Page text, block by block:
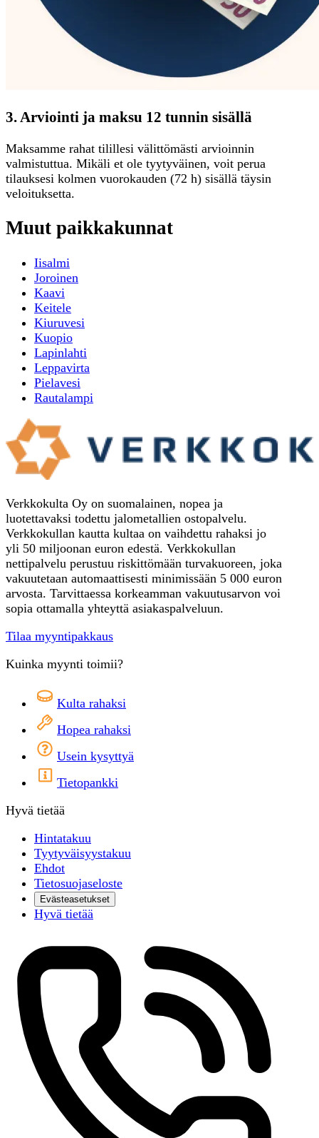
3. Arviointi ja maksu 12 tunnin sisällä
Maksamme rahat tilillesi välittömästi arvioinnin
valmistuttua. Mikäli et ole tyytyväinen, voit perua
tilauksesi kolmen vuorokauden (72 h) sisällä täysin
veloituksetta.
Muut paikkakunnat
Iisalmi
Joroinen
Kaavi
Keitele
Kiuruvesi
Kuopio
Lapinlahti
Leppavirta
Pielavesi
Rautalampi
Verkkokulta Oy on suomalainen, nopea ja
luotettavaksi todettu jalometallien ostopalvelu.
Verkkokullan kautta kultaa on vaihdettu rahaksi jo
yli 50 miljoonan euron edestä. Verkkokullan
nettipalvelu perustuu riskittömään turvakuoreen, joka
vakuutetaan automaattisesti minimissään 5 000 euron
arvosta. Tarvittaessa korkeamman vakuutusarvon voi
sopia ottamalla yhteyttä asiakaspalveluun.
Tilaa myyntipakkaus
Kuinka myynti toimii?
Kulta rahaksi
Hopea rahaksi
Usein kysyttyä
Tietopankki
Hyvä tietää
Hintatakuu
Tyytyväisyystakuu
Ehdot
Tietosuojaseloste
Evästeasetukset
Hyvä tietää